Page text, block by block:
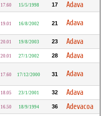
17.60 15/5/1998 17 Adava
19.01 16/8/2002 21 Adava
20.01 19/8/2003 23 Adava
20.01 27/1/2002 28 Adava
17.60 17/12/2000 31 Adava
18.05 23/1/2001 32 Adava
16.50 18/9/1994 36 Adevacoa